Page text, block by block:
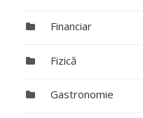
Financiar
Fizică
Gastronomie